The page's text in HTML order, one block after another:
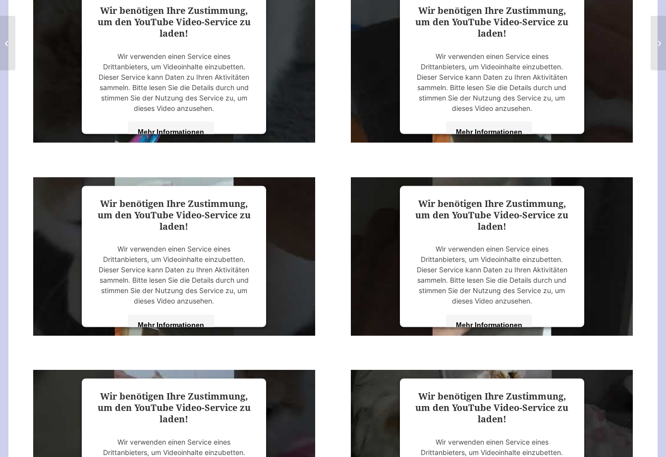
Wir benötigen Ihre Zustimmung,
um den YouTube Video-Service zu
laden!
Wir verwenden einen Service eines
Drittanbieters, um Videoinhalte einzubetten.
Dieser Service kann Daten zu Ihren Aktivitäten
sammeln. Bitte lesen Sie die Details durch und
stimmen Sie der Nutzung des Service zu, um
dieses Video anzusehen.
Mehr Informationen
powered byUsercentrics Consent Management
Platform&eRecht24
Wir benötigen Ihre Zustimmung,
um den YouTube Video-Service zu
laden!
Wir verwenden einen Service eines
Drittanbieters, um Videoinhalte einzubetten.
Dieser Service kann Daten zu Ihren Aktivitäten
sammeln. Bitte lesen Sie die Details durch und
stimmen Sie der Nutzung des Service zu, um
dieses Video anzusehen.
Mehr Informationen
powered byUsercentrics Consent Management
Platform&eRecht24
Wir benötigen Ihre Zustimmung,
um den YouTube Video-Service zu
laden!
Wir verwenden einen Service eines
Drittanbieters, um Videoinhalte einzubetten.
Dieser Service kann Daten zu Ihren Aktivitäten
sammeln. Bitte lesen Sie die Details durch und
stimmen Sie der Nutzung des Service zu, um
dieses Video anzusehen.
Mehr Informationen
powered byUsercentrics Consent Management
Platform&eRecht24
Wir benötigen Ihre Zustimmung,
um den YouTube Video-Service zu
laden!
Wir verwenden einen Service eines
Drittanbieters, um Videoinhalte einzubetten.
Dieser Service kann Daten zu Ihren Aktivitäten
sammeln. Bitte lesen Sie die Details durch und
stimmen Sie der Nutzung des Service zu, um
dieses Video anzusehen.
Mehr Informationen
powered byUsercentrics Consent Management
Platform&eRecht24
Wir benötigen Ihre Zustimmung,
um den YouTube Video-Service zu
laden!
Wir verwenden einen Service eines
Drittanbieters, um Videoinhalte einzubetten.
Wir benötigen Ihre Zustimmung,
um den YouTube Video-Service zu
laden!
Wir verwenden einen Service eines
Drittanbieters, um Videoinhalte einzubetten.